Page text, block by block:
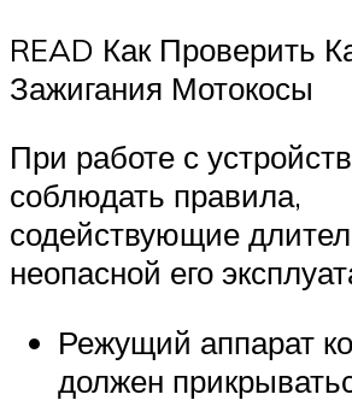
READ Как Проверить
Зажигания Мотокосы
При работе с
соблюдать правила,
содействующие
неопасной его
Режущий аппарат
должен